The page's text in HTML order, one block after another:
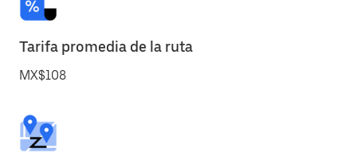
Tarifa promedia de la ruta
MX$108